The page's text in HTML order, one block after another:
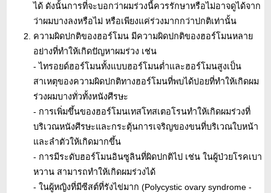
ได้ ดังนั้นการที่จะบอกว่าผมร่วงนี้ควรรักษาหรือไม่อาจดูได้จาก
ว่าผมบางลงหรือไม่ หรือเพียงแค่ร่วงมากกว่าปกติเท่านั้น
ความผิดปกติของฮอร์โมน มีความผิดปกติของฮอร์โมนหลาย
อย่างที่ทำให้เกิดปัญหาผมร่วง เช่น
- ไทรอยด์ฮอร์โมนทั้งแบบฮอร์โมนต่ำและฮอร์โมนสูงเป็น
สาเหตุของความผิดปกติทางฮอร์โมนที่พบได้บ่อยที่ทำให้เกิดผม
ร่วงผมบางทั่วทั้งหนังศีรษะ
- การเพิ่มขึ้นของฮอร์โมนเทสโทสเตอโรนทำให้เกิดผมร่วงที่
บริเวณหนังศีรษะและกระตุ้นการเจริญของขนที่บริเวณใบหน้า
และลำตัวให้เกิดมากขึ้น
- การมีระดับฮอร์โมนอินซูลินที่ผิดปกติไป เช่น ในผู้ป่วยโรคเบา
หวาน สามารถทำให้เกิดผมร่วงได้
- ในผู้หญิงที่มีซีสต์ที่รังไข่มาก (Polycystic ovary syndrome -